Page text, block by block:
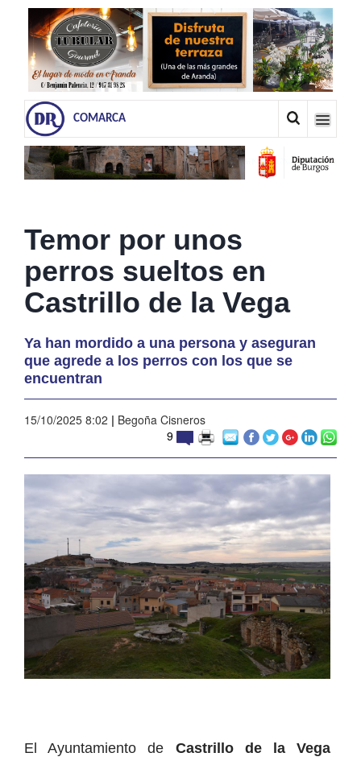
COMARCA
Temor por unos
perros sueltos en
Castrillo de la Vega
Ya han mordido a una persona y aseguran
que agrede a los perros con los que se
encuentran
15/10/2025 8:02 | Begoña Cisneros
9
El Ayuntamiento de Castrillo de la Vega